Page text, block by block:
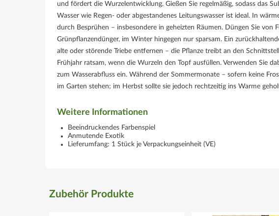
und fördert die Wurzelentwicklung. Gießen Sie regelmäßig, sodass das
Wasser wie Regen- oder abgestandenes Leitungswasser ist ideal. In
durch Besprühen – insbesondere in geheizten Räumen. Düngen Sie von
Grünpflanzendünger, im Winter hingegen nur sparsam. Ein
alte oder störende Triebe entfernen – die Pflanze treibt an den
Frühjahr ratsam, wenn die Wurzeln den Topf ausfüllen. Verwenden Sie
zum Wasserabfluss ein. Während der Sommermonate – sofern keine
im Garten stehen; im Herbst sollte sie jedoch rechtzeitig ins Warme
Weitere Informationen
Beeindruckendes Farbenspiel
Anmutende Exotik
Lieferumfang: 1 Stück je Verpackungseinheit (VE)
Zubehör Produkte